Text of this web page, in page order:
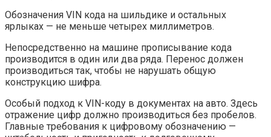
Обозначения VIN кода на шильдике и остальных
ярлыках — не меньше четырех миллиметров.
Непосредственно на машине прописывание кода
производится в один или два ряда. Перенос должен
производиться так, чтобы не нарушать общую
конструкцию шифра.
Особый подход к VIN-коду в документах на авто. Здесь
отражение цифр должно производиться без пробелов.
Главные требования к цифровому обозначению —